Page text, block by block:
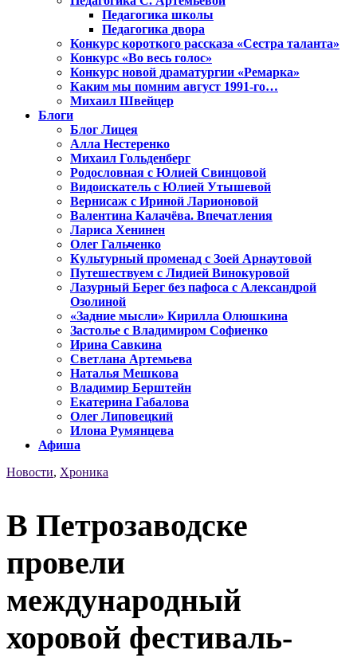
Педагогика школы
Педагогика двора
Конкурс короткого рассказа «Сестра таланта»
Конкурс «Во весь голос»
Конкурс новой драматургии «Ремарка»
Каким мы помним август 1991-го…
Михаил Швейцер
Блоги
Блог Лицея
Алла Нестеренко
Михаил Гольденберг
Родословная с Юлией Свинцовой
Видоискатель с Юлией Утышевой
Вернисаж с Ириной Ларионовой
Валентина Калачёва. Впечатления
Лариса Хенинен
Олег Гальченко
Культурный променад с Зоей Арнаутовой
Путешествуем с Лидией Винокуровой
Лазурный Берег без пафоса с Александрой
Озолиной
«Задние мысли» Кирилла Олюшкина
Застолье с Владимиром Софиенко
Ирина Савкина
Светлана Артемьева
Наталья Мешкова
Владимир Берштейн
Екатерина Габалова
Олег Липовецкий
Илона Румянцева
Афиша
Новости, Хроника
В Петрозаводске
провели
международный
хоровой фестиваль-